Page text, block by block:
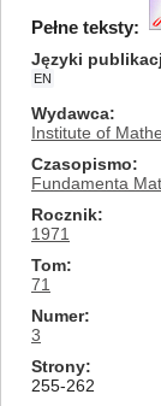
Pełne teksty:
Języki
EN
Wydawca
Institute of
Czasopismo
Fundamenta
Rocznik
1971
Tom
71
Numer
3
Strony
255-262